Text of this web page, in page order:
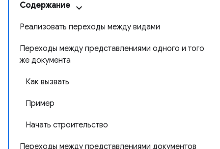
Содержание
Реализовать переходы между видами
Переходы между представлениями одного и того
же документа
Как вызвать
Пример
Начать строительство
Переходы между представлениями документов